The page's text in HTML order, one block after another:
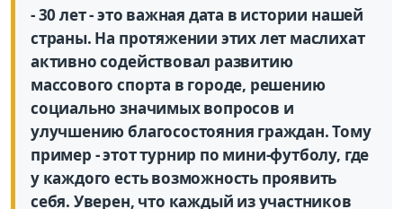
- 30 лет - это важная дата в истории нашей
страны. На протяжении этих лет маслихат
активно содействовал развитию
массового спорта в городе, решению
социально значимых вопросов и
улучшению благосостояния граждан. Тому
пример - этот турнир по мини-футболу, где
у каждого есть возможность проявить
себя. Уверен, что каждый из участников